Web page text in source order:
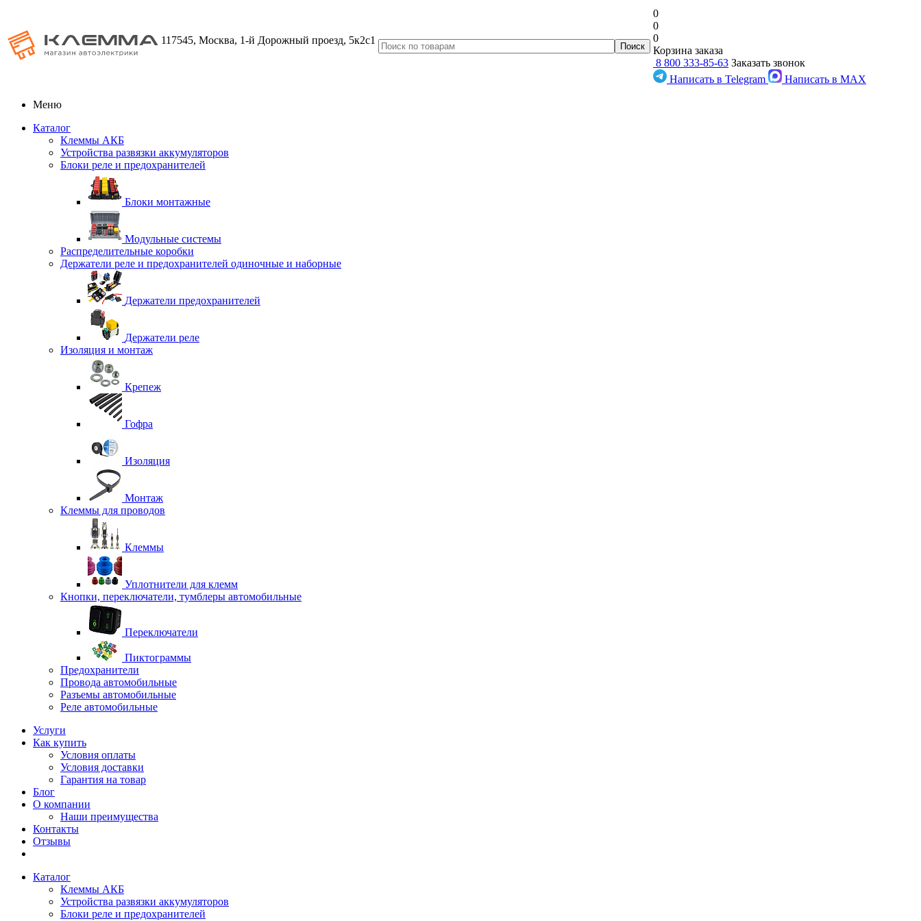
117545, Москва, 1-й Дорожный проезд, 5к2с1
0
0
0
Корзина заказа
8 800 333-85-63 Заказать звонок
Написать в Telegram
Написать в MAX
Меню
Каталог
Клеммы АКБ
Устройства развязки аккумуляторов
Блоки реле и предохранителей
Блоки монтажные
Модульные системы
Распределительные коробки
Держатели реле и предохранителей одиночные и наборные
Держатели предохранителей
Держатели реле
Изоляция и монтаж
Крепеж
Гофра
Изоляция
Монтаж
Клеммы для проводов
Клеммы
Уплотнители для клемм
Кнопки, переключатели, тумблеры автомобильные
Переключатели
Пиктограммы
Предохранители
Провода автомобильные
Разъемы автомобильные
Реле автомобильные
Услуги
Как купить
Условия оплаты
Условия доставки
Гарантия на товар
Блог
О компании
Наши преимущества
Контакты
Отзывы
Каталог
Клеммы АКБ
Устройства развязки аккумуляторов
Блоки реле и предохранителей